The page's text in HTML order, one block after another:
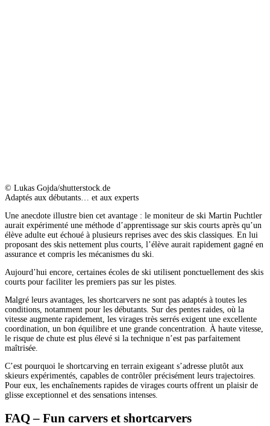
© Lukas Gojda/shutterstock.de
Adaptés aux débutants… et aux experts
Une anecdote illustre bien cet avantage : le moniteur de ski Martin Puchtler
aurait expérimenté une méthode d’apprentissage sur skis courts après qu’un
élève adulte eut échoué à plusieurs reprises avec des skis classiques. En lui
proposant des skis nettement plus courts, l’élève aurait rapidement gagné en
assurance et compris les mécanismes du ski.
Aujourd’hui encore, certaines écoles de ski utilisent ponctuellement des skis
courts pour faciliter les premiers pas sur les pistes.
Malgré leurs avantages, les shortcarvers ne sont pas adaptés à toutes les
conditions, notamment pour les débutants. Sur des pentes raides, où la
vitesse augmente rapidement, les virages très serrés exigent une excellente
coordination, un bon équilibre et une grande concentration. À haute vitesse,
le risque de chute est plus élevé si la technique n’est pas parfaitement
maîtrisée.
C’est pourquoi le shortcarving en terrain exigeant s’adresse plutôt aux
skieurs expérimentés, capables de contrôler précisément leurs trajectoires.
Pour eux, les enchaînements rapides de virages courts offrent un plaisir de
glisse exceptionnel et des sensations intenses.
FAQ – Fun carvers et shortcarvers